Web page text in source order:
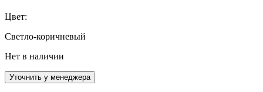
Цвет:
Светло-коричневый
Нет в наличии
Уточнить у менеджера